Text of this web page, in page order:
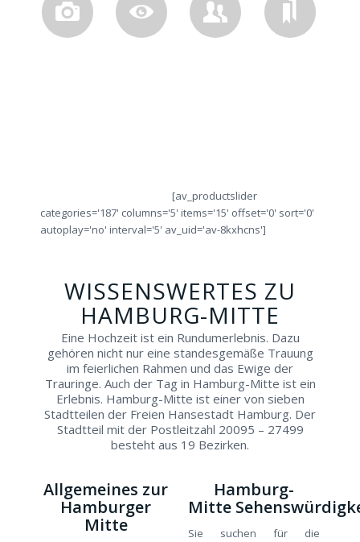
MOMENTE
Erleben
PASSGENAU
Probieren
BERATUNG
Lassen
[av_productslider
categories='187' columns='5' items='15' offset='0' sort='0'
autoplay='no' interval='5' av_uid='av-8kxhcns']
WISSENSWERTES ZU
HAMBURG-MITTE
Eine Hochzeit ist ein Rundumerlebnis. Dazu
gehören nicht nur eine standesgemäße Trauung
im feierlichen Rahmen und das Ewige der
Trauringe. Auch der Tag in Hamburg-Mitte ist ein
Erlebnis. Hamburg-Mitte ist einer von sieben
Stadtteilen der Freien Hansestadt Hamburg. Der
Stadtteil mit der Postleitzahl 20095 – 27499
besteht aus 19 Bezirken.
Allgemeines zur
Hamburger
Mitte
Hamburg-
Mitte
Sie suchen für die